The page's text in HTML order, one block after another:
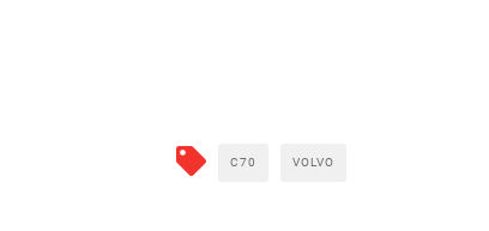
C70 VOLVO